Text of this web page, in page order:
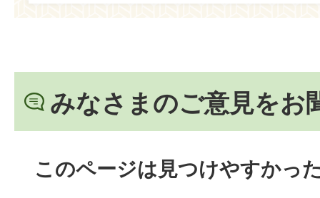
みなさまのご意見をお
このページは見つけやすかっ